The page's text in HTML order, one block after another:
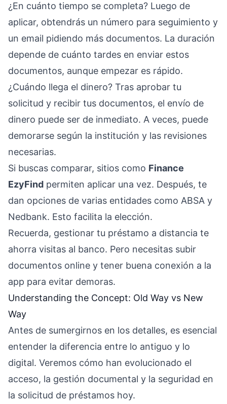
¿En cuánto tiempo se completa? Luego de
aplicar, obtendrás un número para seguimiento y
un email pidiendo más documentos. La duración
depende de cuánto tardes en enviar estos
documentos, aunque empezar es rápido.
¿Cuándo llega el dinero? Tras aprobar tu
solicitud y recibir tus documentos, el envío de
dinero puede ser de inmediato. A veces, puede
demorarse según la institución y las revisiones
necesarias.
Si buscas comparar, sitios como Finance
EzyFind permiten aplicar una vez. Después, te
dan opciones de varias entidades como ABSA y
Nedbank. Esto facilita la elección.
Recuerda, gestionar tu préstamo a distancia te
ahorra visitas al banco. Pero necesitas subir
documentos online y tener buena conexión a la
app para evitar demoras.
Understanding the Concept: Old Way vs New
Way
Antes de sumergirnos en los detalles, es esencial
entender la diferencia entre lo antiguo y lo
digital. Veremos cómo han evolucionado el
acceso, la gestión documental y la seguridad en
la solicitud de préstamos hoy.